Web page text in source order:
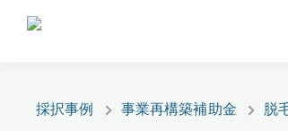
採択事例 事業再構築補助金 脱